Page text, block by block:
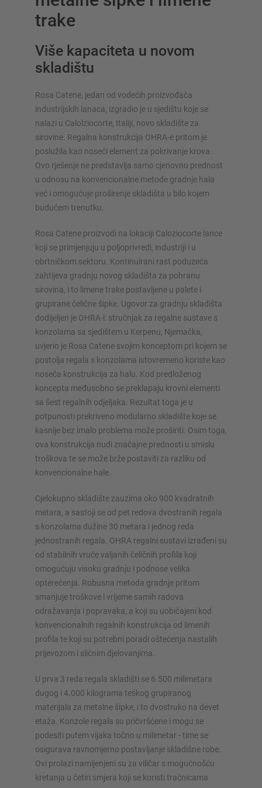
trake
Više kapaciteta u novom
skladištu
Rosa Catene, jedan od vodećih proizvođača
industrijskih lanaca, izgradio je u sjedištu koje se
nalazi u Calolziocorte, Italiji, novo skladište za
sirovine. Regalna konstrukcija OHRA-e pritom je
poslužila kao noseći element za pokrivanje krova.
Ovo rješenje ne predstavlja samo cjenovnu prednost
u odnosu na konvencionalne metode gradnje hala
već i omogućuje proširenje skladišta u bilo kojem
budućem trenutku.
Rosa Catene proizvodi na lokaciji Caloziocorte lance
koji se primjenjuju u poljoprivredi, industriji i u
obrtničkom sektoru. Kontinuirani rast poduzeća
zahtijeva gradnju novog skladišta za pohranu
sirovina, i to limene trake postavljene u palete i
grupirane čelične šipke. Ugovor za gradnju skladišta
dodijeljen je OHRA-i: stručnjak za regalne sustave s
konzolama sa sjedištem u Kerpenu, Njemačka,
uvjerio je Rosa Catene svojim konceptom pri kojem se
postolja regala s konzolama istovremeno koriste kao
noseća konstrukcija za halu. Kod predloženog
koncepta međusobno se preklapaju krovni elementi
sa šest regalnih odjeljaka. Rezultat toga je u
potpunosti prekriveno modularno skladište koje se
kasnije bez imalo problema može proširiti. Osim toga,
ova konstrukcija nudi značajne prednosti u smislu
troškova te se može brže postaviti za razliku od
konvencionalne hale.
Cjelokupno skladište zauzima oko 900 kvadratnih
metara, a sastoji se od pet redova dvostranih regala
s konzolama dužine 30 metara i jednog reda
jednostranih regala. OHRA regalni sustavi izrađeni su
od stabilnih vruće valjanih čeličnih profila koji
omogućuju visoku gradnju i podnose velika
opterećenja. Robusna metoda gradnje pritom
smanjuje troškove i vrijeme samih radova
odražavanja i popravaka, a koji su uobičajeni kod
konvencionalnih regalnih konstrukcija od limenih
profila te koji su potrebni poradi oštećenja nastalih
prijevozom i sličnim djelovanjima.
U prva 3 reda regala skladišti se 6.500 milimetara
dugog i 4.000 kilograma teškog grupiranog
materijala za metalne šipke, i to dvostruko na devet
etaža. Konzole regala su pričvršćene i mogu se
podesiti putem vijaka točno u milimetar - time se
osigurava ravnomjerno postavljanje skladišne robe.
Ovi prolazi namijenjeni su za viličar s mogućnošću
kretanja u četiri smjera koji se koristi tračnicama
SUSTAVI SKLADIŠTENJA
Paletni regal
Regali na pokretnim kolicama
Automatski sustavi skladištenja
Regalne hale
Skladišni podesti
Vertikalni sustavi regala
Planirajte svoj sustav polica individualno s našim
konfiguratorima – uključujući izravni upit
Konfiguriraj policu sada